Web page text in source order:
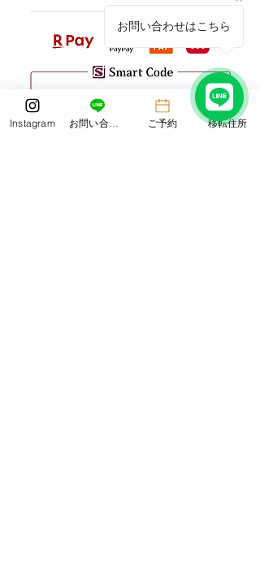
Instagram お問い合わせ ご予約 移転住所
お問い合わせはこちら